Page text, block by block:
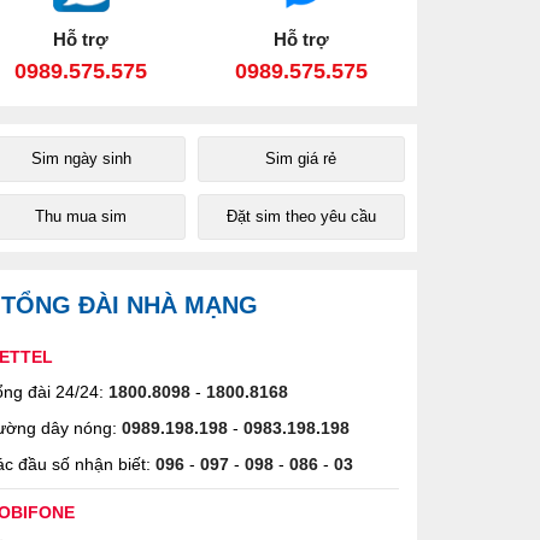
Hỗ trợ
0989.575.575
Hỗ trợ
0989.575.575
Sim ngày sinh Sim giá rẻ
Thu mua sim Đặt sim theo yêu cầu
TỔNG ĐÀI NHÀ MẠNG
đài 24/24: 1800.8098 - 1800.8168
dây nóng: 0989.198.198 - 0983.198.198
đầu số nhận biết: 096 - 097 - 098 - 086 - 03